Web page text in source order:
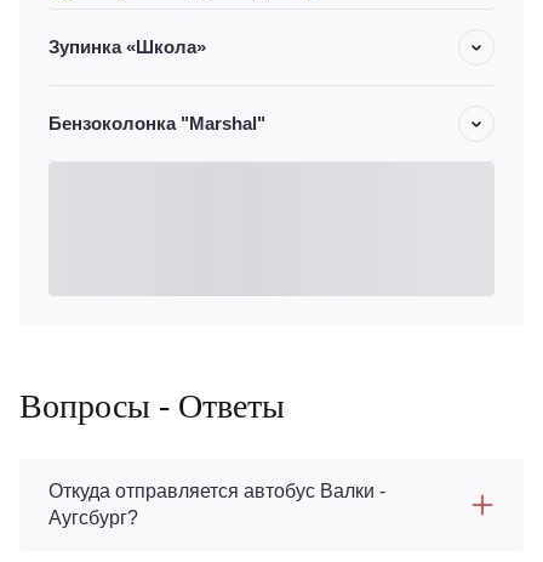
Зупинка «Школа»
Бензоколонка "Marshal"
Вопросы - Ответы
Откуда отправляется автобус Валки -
Аугсбург?